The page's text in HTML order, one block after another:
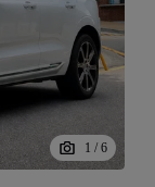
1 / 6